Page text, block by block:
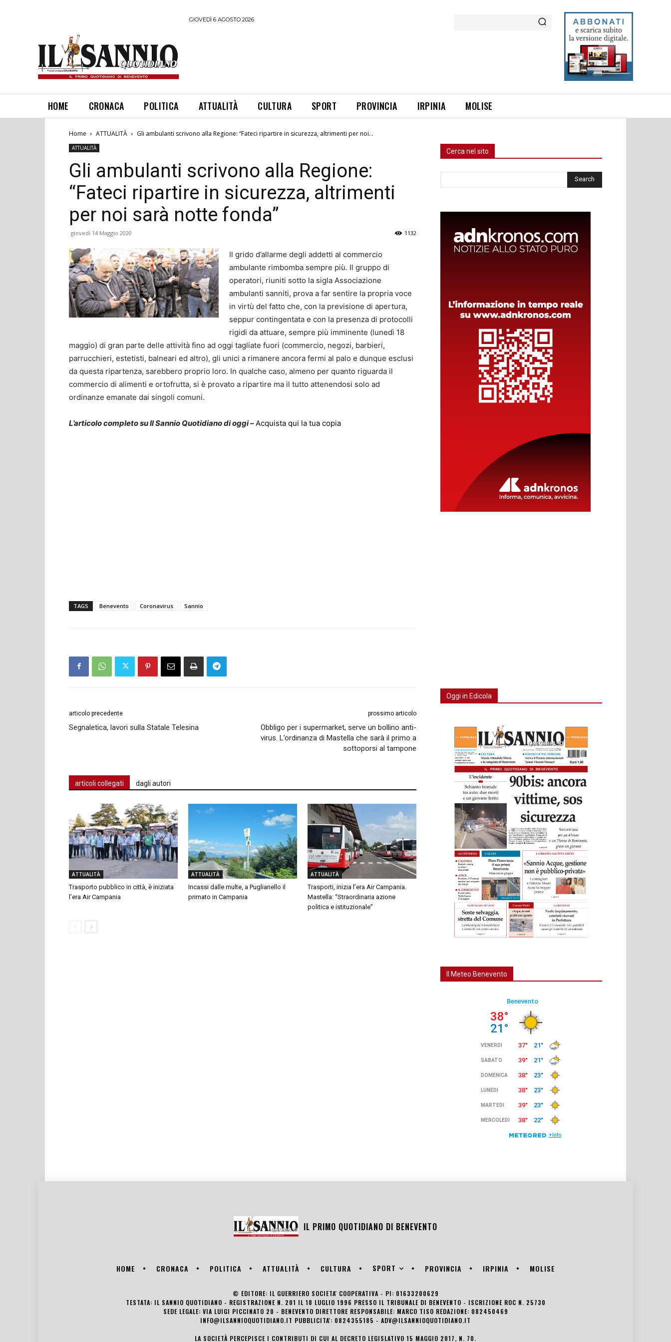
GIOVEDÌ 6 AGOSTO 2026
HOME CRONACA POLITICA ATTUALITÀ CULTURA SPORT PROVINCIA IRPINIA MOLISE
Home ATTUALITÀ Gli ambulanti scrivono alla Regione: “Fateci ripartire in sicurezza, altrimenti per noi...
ATTUALITÀ
Gli ambulanti scrivono alla Regione:
“Fateci ripartire in sicurezza, altrimenti
per noi sarà notte fonda”
giovedì 14 Maggio 2020 1132
Il grido d’allarme degli addetti al commercio
ambulante rimbomba sempre più. Il gruppo di
operatori, riuniti sotto la sigla Associazione
ambulanti sanniti, prova a far sentire la propria voce
in virtù del fatto che, con la previsione di apertura,
seppur contingentata e con la presenza di protocolli
rigidi da attuare, sempre più imminente (lunedì 18
maggio) di gran parte delle attività fino ad oggi tagliate fuori (commercio, negozi, barbieri,
parrucchieri, estetisti, balneari ed altro), gli unici a rimanere ancora fermi al palo e dunque esclusi
da questa ripartenza, sarebbero proprio loro. In qualche caso, almeno per quanto riguarda il
commercio di alimenti e ortofrutta, si è provato a ripartire ma il tutto attenendosi solo ad
ordinanze emanate dai singoli comuni.
L’articolo completo su Il Sannio Quotidiano di oggi – Acquista qui la tua copia
TAGS Benevento Coronavirus Sannio
articolo precedente
Segnaletica, lavori sulla Statale Telesina
prossimo articolo
Obbligo per i supermarket, serve un bollino anti-
virus. L’ordinanza di Mastella che sarà il primo a
sottoporsi al tampone
articoli collegati dagli autori
ATTUALITÀ
Trasporto pubblico in città, è iniziata
l’era Air Campania
ATTUALITÀ
Incassi dalle multe, a Puglianello il
primato in Campania
ATTUALITÀ
Trasporti, inizia l’era Air Campania.
Mastella: “Straordinaria azione
politica e istituzionale”
Cerca nel sito
Oggi in Edicola
Il Meteo Benevento
IL PRIMO QUOTIDIANO DI BENEVENTO
HOME CRONACA POLITICA ATTUALITÀ CULTURA SPORT PROVINCIA IRPINIA MOLISE
© EDITORE: IL GUERRIERO SOCIETA' COOPERATIVA - PI: 01633200629
TESTATA: IL SANNIO QUOTIDIANO - REGISTRAZIONE N. 201 IL 18 LUGLIO 1996 PRESSO IL TRIBUNALE DI BENEVENTO - ISCRIZIONE ROC N. 25730
SEDE LEGALE: VIA LUIGI PICCINATO 20 - BENEVENTO DIRETTORE RESPONSABILE: MARCO TISO REDAZIONE: 082450469
INFO@ILSANNIOQUOTIDIANO.IT PUBBLICITA': 0824355185 - ADV@ILSANNIOQUOTIDIANO.IT
LA SOCIETÀ PERCEPISCE I CONTRIBUTI DI CUI AL DECRETO LEGISLATIVO 15 MAGGIO 2017, N. 70.